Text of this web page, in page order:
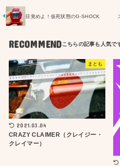
目覚めよ！仮死状態のG-SHOCK
RECOMMEND
まとも
2021.03.04
CRAZY CLAIMER（クレイジー・
クレイマー）